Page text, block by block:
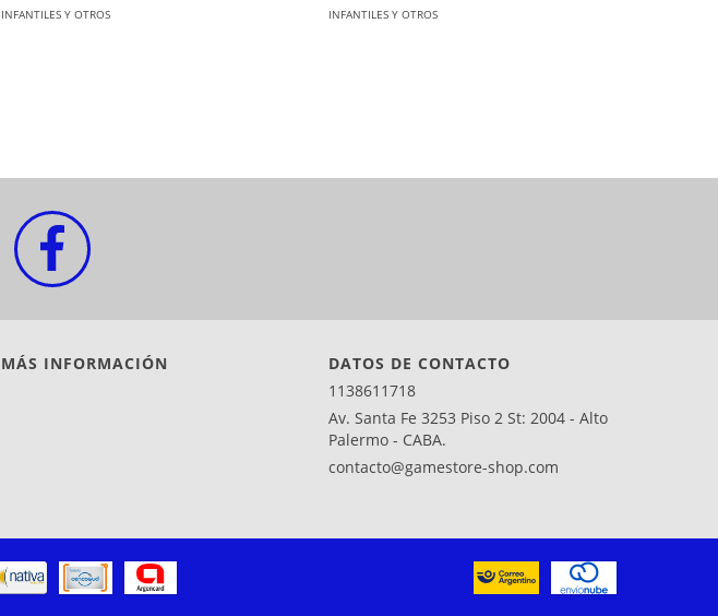
INFANTILES Y OTROS INFANTILES Y OTROS
MÁS INFORMACIÓN
DATOS DE CONTACTO
1138611718
Av. Santa Fe 3253 Piso 2 St: 2004 - Alto
Palermo - CABA.
contacto@gamestore-shop.com